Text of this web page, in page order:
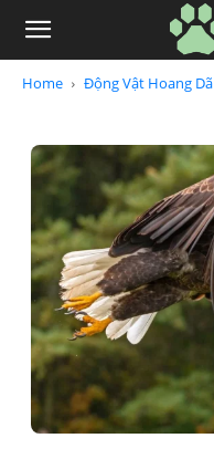
Home Động Vật Hoang Dã